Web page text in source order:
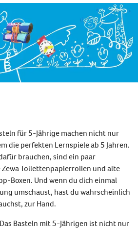
für 5-Jährige machen nicht nur
die perfekten Lernspiele ab 5 Jahren.
brauchen, sind ein paar
Toilettenpapierrollen und alte
Boxen. Und wenn du dich einmal
umschaust, hast du wahrscheinlich
zur Hand.
Basteln mit 5-Jährigen ist nicht nur